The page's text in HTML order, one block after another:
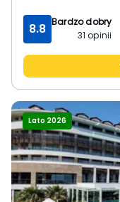
8.8 Bardzo dobry
31 opinii
Lato 2026